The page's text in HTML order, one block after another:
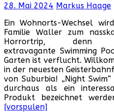
28. Mai 2024 Markus Haage
Ein Wohnorts-Wechsel
Familie Waller zum
Horrortrip, denn
extravagante Swimming
Garten ist verflucht.
in der neuesten
von Suburbia! „Night
durchaus als ein
Produkt bezeichnet
[vorspulen]